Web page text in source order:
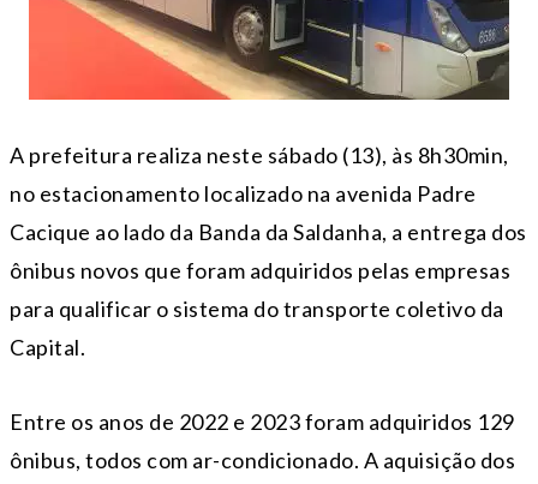
A prefeitura realiza neste sábado (13), às 8h30min,
no estacionamento localizado na avenida Padre
Cacique ao lado da Banda da Saldanha, a entrega dos
ônibus novos que foram adquiridos pelas empresas
para qualificar o sistema do transporte coletivo da
Capital.
Entre os anos de 2022 e 2023 foram adquiridos 129
ônibus, todos com ar-condicionado. A aquisição dos